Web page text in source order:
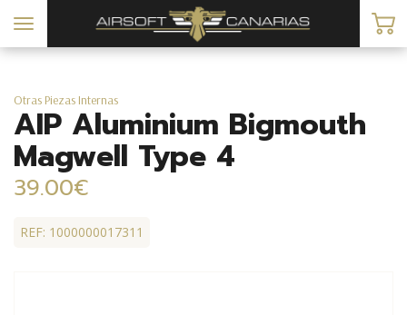
Toggle
navigation
Otras Piezas Internas
AIP Aluminium Bigmouth
Magwell Type 4
39.00€
REF: 1000000017311